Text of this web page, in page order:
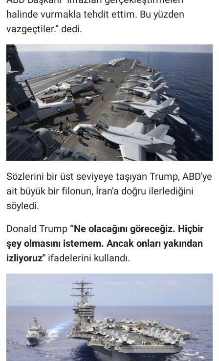
halinde vurmakla tehdit ettim. Bu yüzden
vazgeçtiler.” dedi.
Sözlerini bir üst seviyeye taşıyan Trump, ABD'ye
ait büyük bir filonun, İran'a doğru ilerlediğini
söyledi.
Donald Trump“Ne olacağını göreceğiz. Hiçbir
şey olmasını istemem. Ancak onları yakından
izliyoruz'' ifadelerini kullandı.